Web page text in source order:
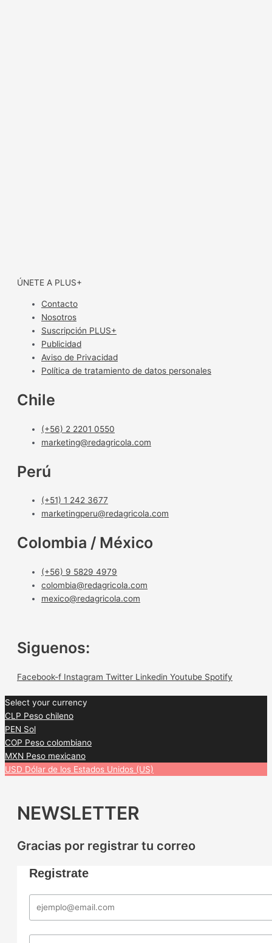
ÚNETE A PLUS+
Contacto
Nosotros
Suscripción PLUS+
Publicidad
Aviso de Privacidad
Política de tratamiento de datos personales
Chile
(+56) 2 2201 0550
marketing@redagricola.com
Perú
(+51) 1 242 3677
marketingperu@redagricola.com
Colombia / México
(+56) 9 5829 4979
colombia@redagricola.com
mexico@redagricola.com
Siguenos:
Facebook-f Instagram Twitter Linkedin Youtube Spotify
Select your currency
CLP Peso chileno
PEN Sol
COP Peso colombiano
MXN Peso mexicano
USD Dólar de los Estados Unidos (US)
NEWSLETTER
Gracias por registrar tu correo
Registrate